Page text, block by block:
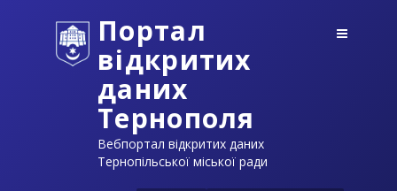
Портал
відкритих
даних
Тернополя
Вебпортал відкритих даних
Тернопільської міської ради